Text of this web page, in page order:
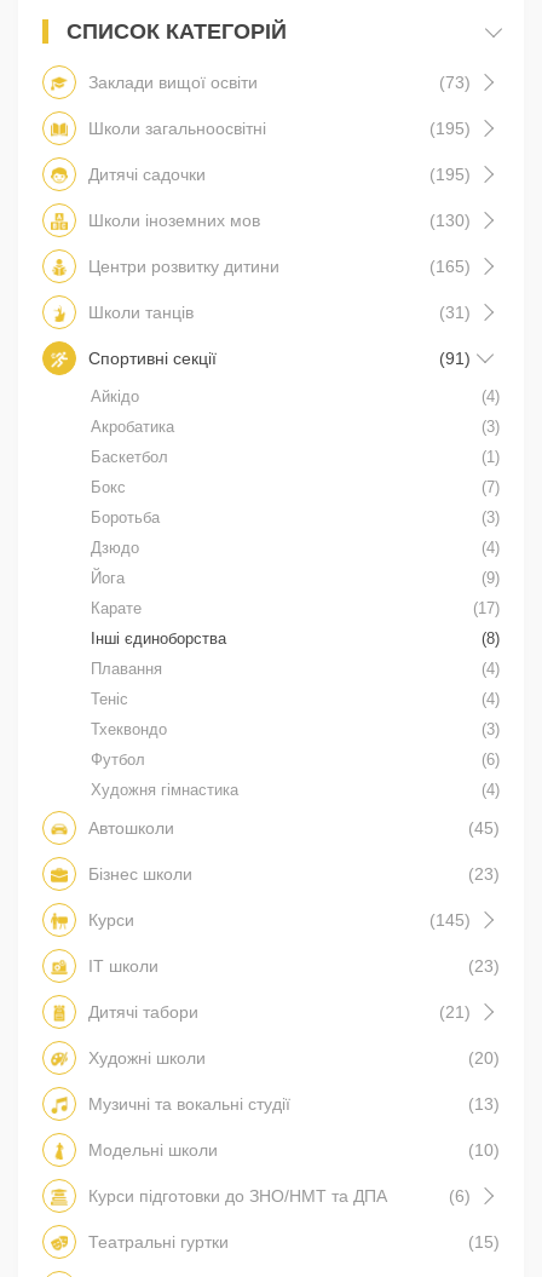
СПИСОК КАТЕГОРІЙ
Заклади вищої освіти (73)
Школи загальноосвітні (195)
Дитячі садочки (195)
Школи іноземних мов (130)
Центри розвитку дитини (165)
Школи танців (31)
Спортивні секції (91)
Айкідо
(4)
Акробатика
(3)
Баскетбол
(1)
Бокс
(7)
Боротьба
(3)
Дзюдо
(4)
Йога
(9)
Карате
(17)
Інші єдиноборства
(8)
Плавання
(4)
Теніс
(4)
Тхеквондо
(3)
Футбол
(6)
Художня гімнастика
(4)
Автошколи (45)
Бізнес школи (23)
Курси (145)
IT школи (23)
Дитячі табори (21)
Художні школи (20)
Музичні та вокальні студії (13)
Модельні школи (10)
Курси підготовки до ЗНО/НМТ та ДПА (6)
Театральні гуртки (15)